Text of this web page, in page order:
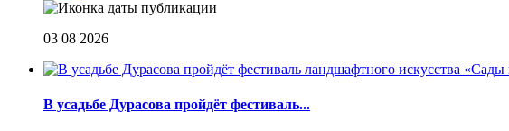
03 08 2026
В усадьбе Дурасова пройдёт фестиваль...